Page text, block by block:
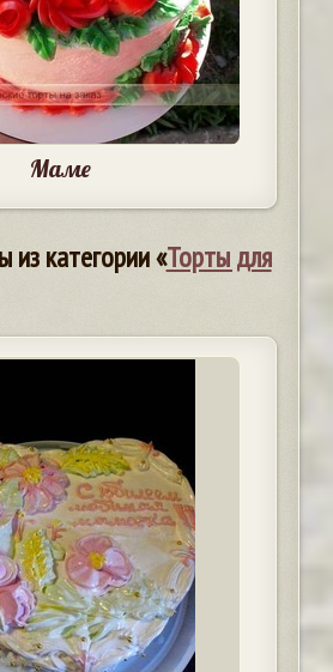
Маме
из категории «Торты для